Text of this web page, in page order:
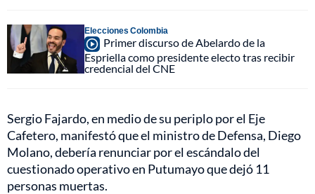
Elecciones Colombia
Primer discurso de Abelardo de la
Espriella como presidente electo tras recibir
credencial del CNE
Sergio Fajardo, en medio de su periplo por el Eje
Cafetero, manifestó que el ministro de Defensa, Diego
Molano, debería renunciar por el escándalo del
cuestionado operativo en Putumayo que dejó 11
personas muertas.